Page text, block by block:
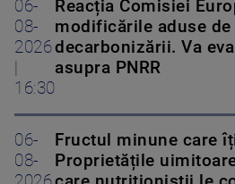
06-
08-
2026
16:30
Reacția Comisiei
modificările aduse
decarbonizării. Va
asupra PNRR
06-
08-
Fructul minune care
Proprietățile